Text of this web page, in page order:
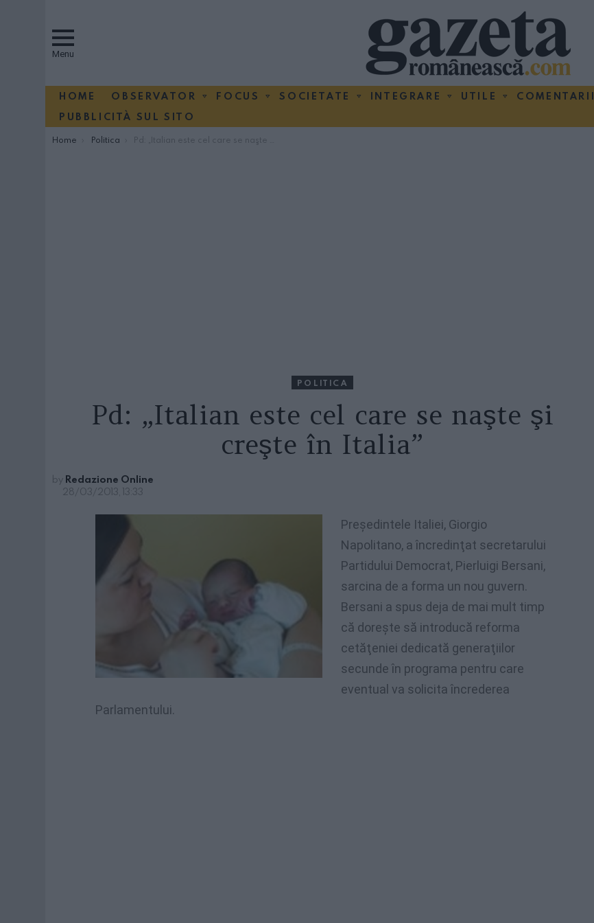
Menu
HOME OBSERVATOR FOCUS SOCIETATE INTEGRARE UTILE COMENTARII
PUBBLICITÀ SUL SITO
You are here:
Home Politica Pd: „Italian este cel care se naşte şi creşte în Italia”
POLITICA
Pd: „Italian este cel care se naşte şi
creşte în Italia”
by Redazione Online
28/03/2013, 13:33
Preşedintele Italiei, Giorgio
Napolitano, a încredinţat secretarului
Partidului Democrat, Pierluigi Bersani,
sarcina de a forma un nou guvern.
Bersani a spus deja de mai mult timp
că doreşte să introducă reforma
cetăţeniei dedicată generaţiilor
secunde în programa pentru care
eventual va solicita încrederea
Parlamentului.